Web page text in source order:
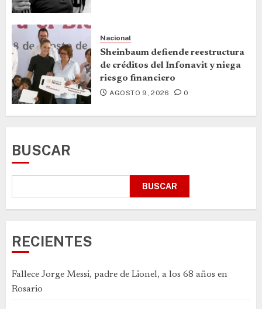
Nacional
Sheinbaum defiende reestructura
de créditos del Infonavit y niega
riesgo financiero
AGOSTO 9, 2026 0
BUSCAR
BUSCAR
RECIENTES
Fallece Jorge Messi, padre de Lionel, a los 68 años en
Rosario